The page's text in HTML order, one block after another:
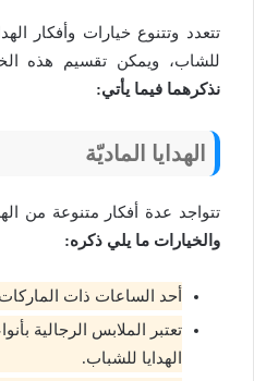
تتعدد وتتنوع خيارات وأفكار
للشاب، ويمكن تقسيم هذه
نذكرهما فيما يأتي:
الهدايا الماديّة
تتواجد عدة أفكار متنوعة من
والخيارات ما يلي ذكره:
أحد الساعات ذات الماركات
تعتبر الملابس الرجالية
الهدايا للشباب.